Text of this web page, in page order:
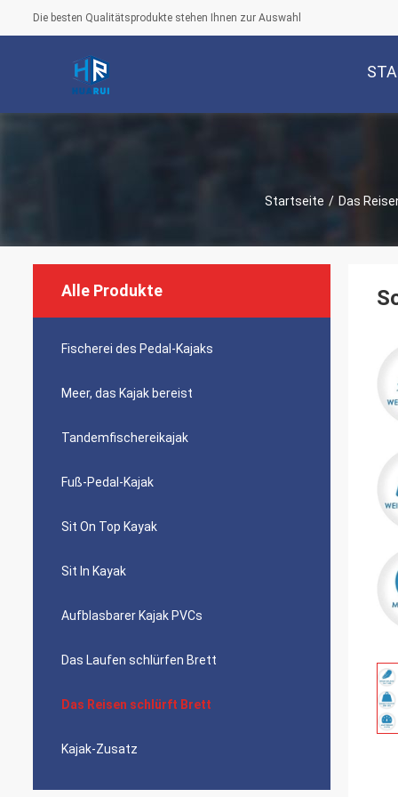
Die besten Qualitätsprodukte stehen Ihnen zur Auswahl
Startseite / Das
Alle Produkte
Fischerei des Pedal-Kajaks
Meer, das Kajak bereist
Tandemfischereikajak
Fuß-Pedal-Kajak
Sit On Top Kayak
Sit In Kayak
Aufblasbarer Kajak PVCs
Das Laufen schlürfen Brett
Das Reisen schlürft Brett
Kajak-Zusatz